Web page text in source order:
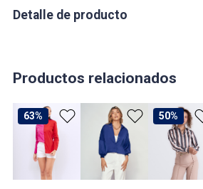
Detalle de producto
Diseño clásico que combina con todo tipo
larga, con botones y bajante oculto.
País de origen:
COLOMBIA
Importador:
BAGUER
Productos relacionados
63% 50%